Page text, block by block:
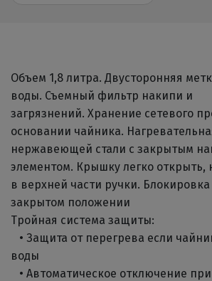
Объем 1,8 литра. Двусторонняя
воды. Съемный фильтр накипи и
загрязнений. Хранение сетевого
основании чайника.
нержавеющей стали с закрытым
элементом. Крышку легко открыть,
в верхней части ручки.
закрытом положении
Тройная система защиты:
• Защита от перегрева если
воды
• Автоматическое отключение